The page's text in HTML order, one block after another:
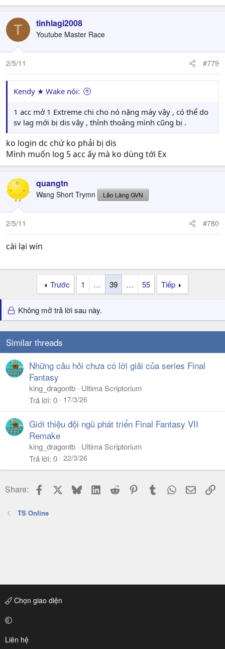
T tinhlagi2008
Youtube Master Race
2/5/11 #779
Kendy ★ Wake nói:
1 acc mở 1 Extreme chi cho nó nặng máy vậy , có thể do
sv lag mới bị dis vậy , thỉnh thoảng mình cũng bị .
ko login dc chứ ko phải bị dis
Mình muốn log 5 acc ấy mà ko dùng tới Ex
quangtn
Wang Short Trymn Lão Làng GVN
2/5/11 #780
cài lại win
Trước 1 … 39 … 55 Tiếp
Không mở trả lời sau này.
Similar threads
Những câu hỏi chưa có lời giải của series Final
Fantasy
king_dragontb
Ultima Scriptorium
Trả lời 0 17/3/26
Giới thiệu đội ngũ phát triển Final Fantasy VII
Remake
king_dragontb
Ultima Scriptorium
Trả lời 0 22/3/26
Share: Facebook BlueskyLinkedIn
Reddit PinterestTumblr WhatsApp
Email
TS Online
Chọn giao diện
Liên hệ